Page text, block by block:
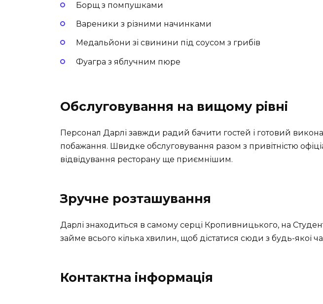
Борщ з помпушками
Вареники з різними начинками
Медальйони зі свинини під соусом з грибів
Фуагра з яблучним пюре
Обслуговування на вищому рівні
Персонал Дарлі завжди радий бачити гостей і готовий
побажання. Швидке обслуговування разом з привітністю
відвідування ресторану ще приємнішим.
Зручне розташування
Дарлі знаходиться в самому серці Кропивницького, на
займе всього кілька хвилин, щоб дістатися сюди з будь-якої
Контактна інформація